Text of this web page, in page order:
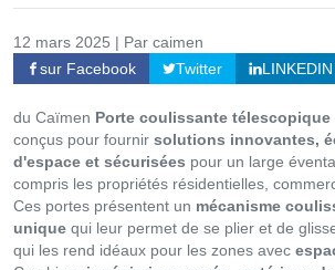
12 mars 2025 | Par caimen
sur Facebook
Twitter LINKEDIN
du Caïmen Porte coulissante télescopique
conçus pour fournir solutions innovantes,
d'espace et sécurisées pour un large
compris les propriétés résidentielles,
Ces portes présentent un mécanisme
unique qui leur permet de se plier et de
qui les rend idéaux pour les zones avec